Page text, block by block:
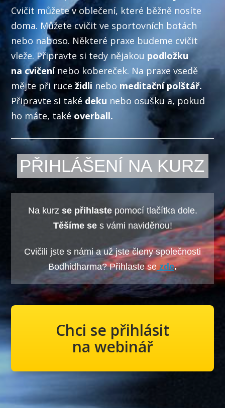
Cvičit můžete v oblečení, které běžně nosíte
doma. Můžete cvičit ve sportovních botách
nebo naboso. Některé praxe budeme cvičit
vleže. Připravte si tedy nějakou podložku
na cvičenínebo kobereček. Na praxe vsedě
mějte při rucežidli nebo meditační polštář.
Připravte si také deku nebo osušku a, pokud
ho máte, také overball.
PŘIHLÁŠENÍ NA KURZ
Na kurz se přihlaste pomocí tlačítka dole.
Těšíme ses vámi naviděnou!
Cvičili jste s námi a už jste členy společnosti
Bodhidharma? Přihlaste se zde.
Chci se přihlásit
na webinář